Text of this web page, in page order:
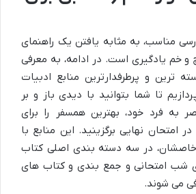
مناسب، به مثابه یافتن یک راهنمای
و خم یادگیری است. در ادامه، به معرفی
ترین و پرطرفدارترین منابع ادبیات
تا شما بتوانید با دیدی باز و بر
به فرد خود، بهترین همسفر را برای
امتحان نهایی برگزینید. این منابع با
در سه دسته بندی اصلی کتاب
شب امتحانی و جمع بندی و کتاب های
می شوند.